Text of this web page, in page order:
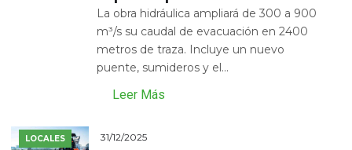
La obra hidráulica ampliará de 300 a 900
m³/s su caudal de evacuación en 2400
metros de traza. Incluye un nuevo
puente, sumideros y el...
Leer Más
LOCALES 31/12/2025